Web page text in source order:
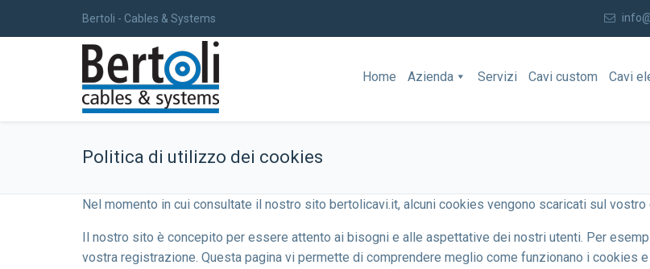
Bertoli - Cables & Systems
Home Azienda Servizi Cavi custom Cavi
Politica di utilizzo dei cookies
Nel momento in cui consultate il nostro sito bertolicavi.it, alcuni cookies vengono scaricati sul
Il nostro sito è concepito per essere attento ai bisogni e alle aspettative dei nostri utenti. Per
vostra registrazione. Questa pagina vi permette di comprendere meglio come funzionano i cookies